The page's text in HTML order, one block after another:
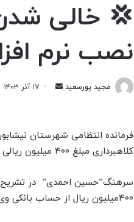
💢 خالی
نصب نرم
مجید پورسعید ۱۷ آذر ۱۴۰۳
فرمانده انتظامی شهرستان
کلاهبرداری مبلغ ۴۰۰ میلیون ریالی شد.
سرهنگ”حسین احمدی” در تشریح
۴۰۰میلیون ریال از حساب بانکی وی ،رسیدگی به موضوع در دستور کار قرار گرفت.